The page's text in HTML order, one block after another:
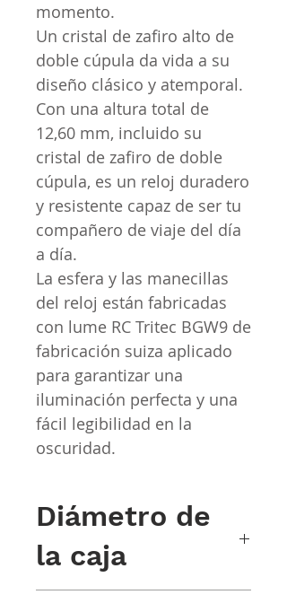
momento.
Un cristal de zafiro alto de
doble cúpula da vida a su
diseño clásico y atemporal.
Con una altura total de
12,60 mm, incluido su
cristal de zafiro de doble
cúpula, es un reloj duradero
y resistente capaz de ser tu
compañero de viaje del día
a día.
La esfera y las manecillas
del reloj están fabricadas
con lume RC Tritec BGW9 de
fabricación suiza aplicado
para garantizar una
iluminación perfecta y una
fácil legibilidad en la
oscuridad.
Diámetro de
la caja